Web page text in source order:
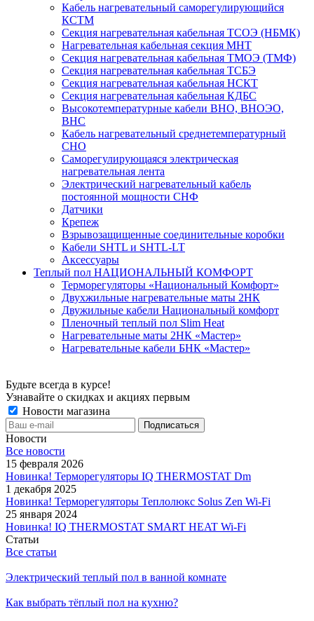
Кабель нагревательный саморегулирующийся
КСТМ
Секция нагревательная кабельная ТСОЭ (НБМК)
Нагревательная кабельная секция МНТ
Секция нагревательная кабельная ТМОЭ (ТМФ)
Секция нагревательная кабельная ТСБЭ
Секция нагревательная кабельная НСКТ
Секция нагревательная кабельная КДБС
Высокотемпературные кабели ВНО, ВНОЭО,
ВНС
Кабель нагревательный среднетемпературный
СНО
Саморегулирующаяся электрическая
нагревательная лента
Электрический нагревательный кабель
постоянной мощности СНФ
Датчики
Крепеж
Взрывозащищенные соединительные коробки
Кабели SHTL и SHTL-LT
Аксессуары
Теплый пол НАЦИОНАЛЬНЫЙ КОМФОРТ
Терморегуляторы «Национальный Комфорт»
Двухжильные нагревательные маты 2НК
Двужильные кабели Национальный комфорт
Пленочный теплый пол Slim Heat
Нагревательные маты 2НК «Мастер»
Нагревательные кабели БНК «Мастер»
Будьте всегда в курсе!
Узнавайте о скидках и акциях первым
Новости магазина
Новости
Все новости
15 февраля 2026
Новинка! Терморегуляторы IQ THERMOSTAT Dm
1 декабря 2025
Новинка! Терморегуляторы Теплолюкс Solus Zen Wi-Fi
25 января 2024
Новинка! IQ THERMOSTAT SMART HEAT Wi-Fi
Статьи
Все статьи
Электрический теплый пол в ванной комнате
Как выбрать тёплый пол на кухню?